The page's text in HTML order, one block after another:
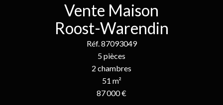
Vente Maison
Roost-Warendin
Réf. 87093049
5 pièces
2 chambres
51 m²
87 000 €